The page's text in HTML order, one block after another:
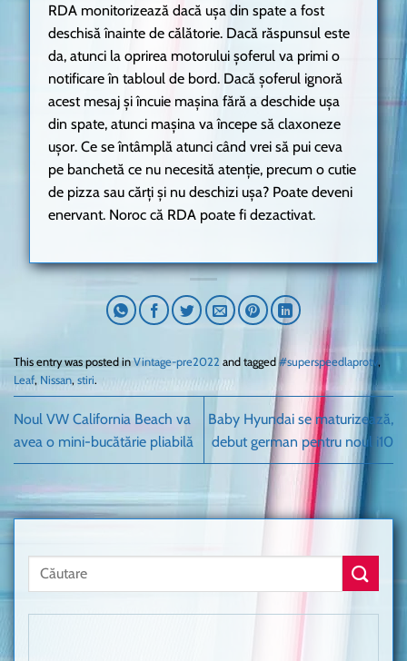
RDA monitorizează dacă ușa din spate a fost
deschisă înainte de călătorie. Dacă răspunsul este
da, atunci la oprirea motorului șoferul va primi o
notificare în tabloul de bord. Dacă șoferul ignoră
acest mesaj și încuie mașina fără a deschide ușa
din spate, atunci mașina va începe să claxoneze
ușor. Ce se întâmplă atunci când vrei să pui ceva
pe banchetă ce nu necesită atenție, precum o cutie
de pizza sau cărți și nu deschizi ușa? Poate deveni
enervant. Noroc că RDA poate fi dezactivat.
This entry was posted in Vintage-pre2022 and tagged#superspeedlaprotv,
Leaf, Nissan, stiri.
Noul VW California Beach va
avea o mini-bucătărie pliabilă
Baby Hyundai se maturizează,
debut german pentru noul i10